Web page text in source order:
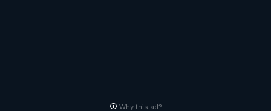
Why this ad?